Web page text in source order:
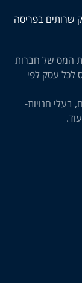
קיים משנת 1995 ומעניק שרותים בפריסה
המס של חברות
לכל עסק לפי
בעלי חנויות-